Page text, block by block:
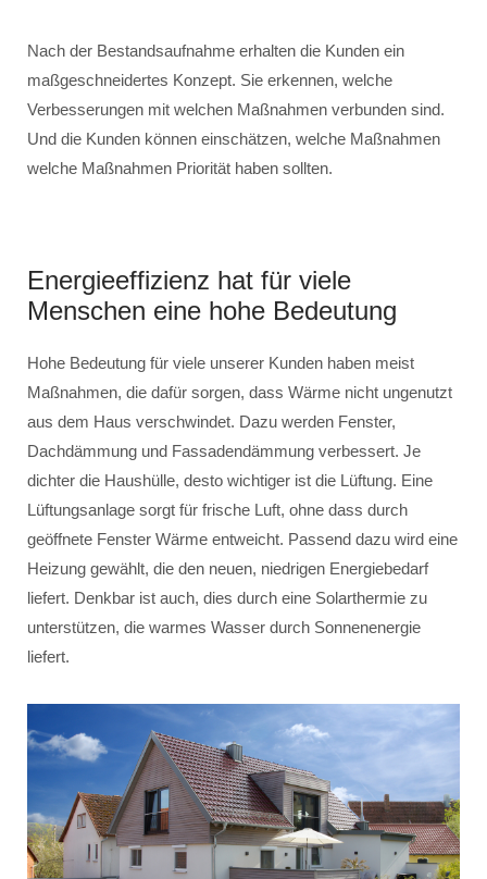
Nach der Bestandsaufnahme erhalten die Kunden ein
maßgeschneidertes Konzept. Sie erkennen, welche
Verbesserungen mit welchen Maßnahmen verbunden sind.
Und die Kunden können einschätzen, welche Maßnahmen
welche Maßnahmen Priorität haben sollten.
Energieeffizienz hat für viele
Menschen eine hohe Bedeutung
Hohe Bedeutung für viele unserer Kunden haben meist
Maßnahmen, die dafür sorgen, dass Wärme nicht ungenutzt
aus dem Haus verschwindet. Dazu werden Fenster,
Dachdämmung und Fassadendämmung verbessert. Je
dichter die Haushülle, desto wichtiger ist die Lüftung. Eine
Lüftungsanlage sorgt für frische Luft, ohne dass durch
geöffnete Fenster Wärme entweicht. Passend dazu wird eine
Heizung gewählt, die den neuen, niedrigen Energiebedarf
liefert. Denkbar ist auch, dies durch eine Solarthermie zu
unterstützen, die warmes Wasser durch Sonnenenergie
liefert.